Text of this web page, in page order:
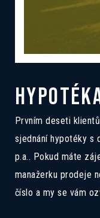
Prvním deseti
sjednání hypotéky s
p.a.. Pokud máte
manažerku prodeje
číslo a my se vám